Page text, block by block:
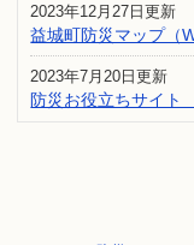
2023年12月27日更新
益城町防災マップ（
2023年7月20日更新
防災お役立ちサイト